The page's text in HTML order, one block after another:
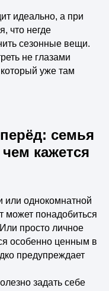
идеально, а при
что негде
сезонные вещи.
не глазами
уже там
семья
кажется
или однокомнатной
может понадобиться
просто личное
особенно ценным в
предупреждает
задать себе